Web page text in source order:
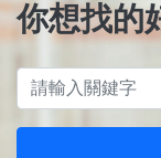
你想找的